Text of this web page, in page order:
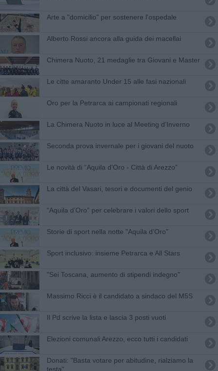
Arte a "domicilio" per sostenere l'ospedale
Alberto Rossi ancora alla guida dei macellai
Chimera Nuoto, 21 medaglie tra Giovani e Master
Le citte amaranto Under 15 alle fasi nazionali
Oro per la Petrarca ai campionati regionali
​La Chimera Nuoto in luce al Meeting d’Inverno
Seconda prova invernale per i giovani del nuoto
Le novità di “Aquila d’Oro - Città di Arezzo”
​La città del Vasari, tesori e documenti del genio
​“Aquila d’Oro” per celebrare i valori dello sport
​Storie di sport nella notte "Aquila d’Oro"
Sport inclusivo: insieme Petrarca e All Stars
"Sei Toscana, aumento di stipendi indegno"
Massimo Ricci è il candidato a sindaco del M5S
​Il Pd scrive la lista e lascia 3 posti vuoti
Elezioni comunali Arezzo, ecco tutti i candidati
Donati: "Basta votare per abitudine, rialziamo la
testa"